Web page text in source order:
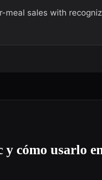
meal sales with
y cómo usarlo